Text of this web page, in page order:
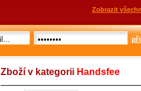
Zobrazit
Zboží v kategorii Handsfee